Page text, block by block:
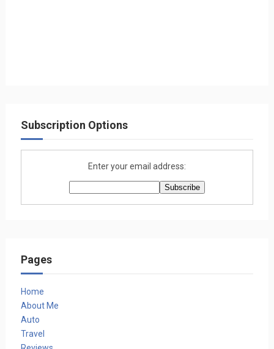
Subscription Options
Enter your email address:
Pages
Home
About Me
Auto
Travel